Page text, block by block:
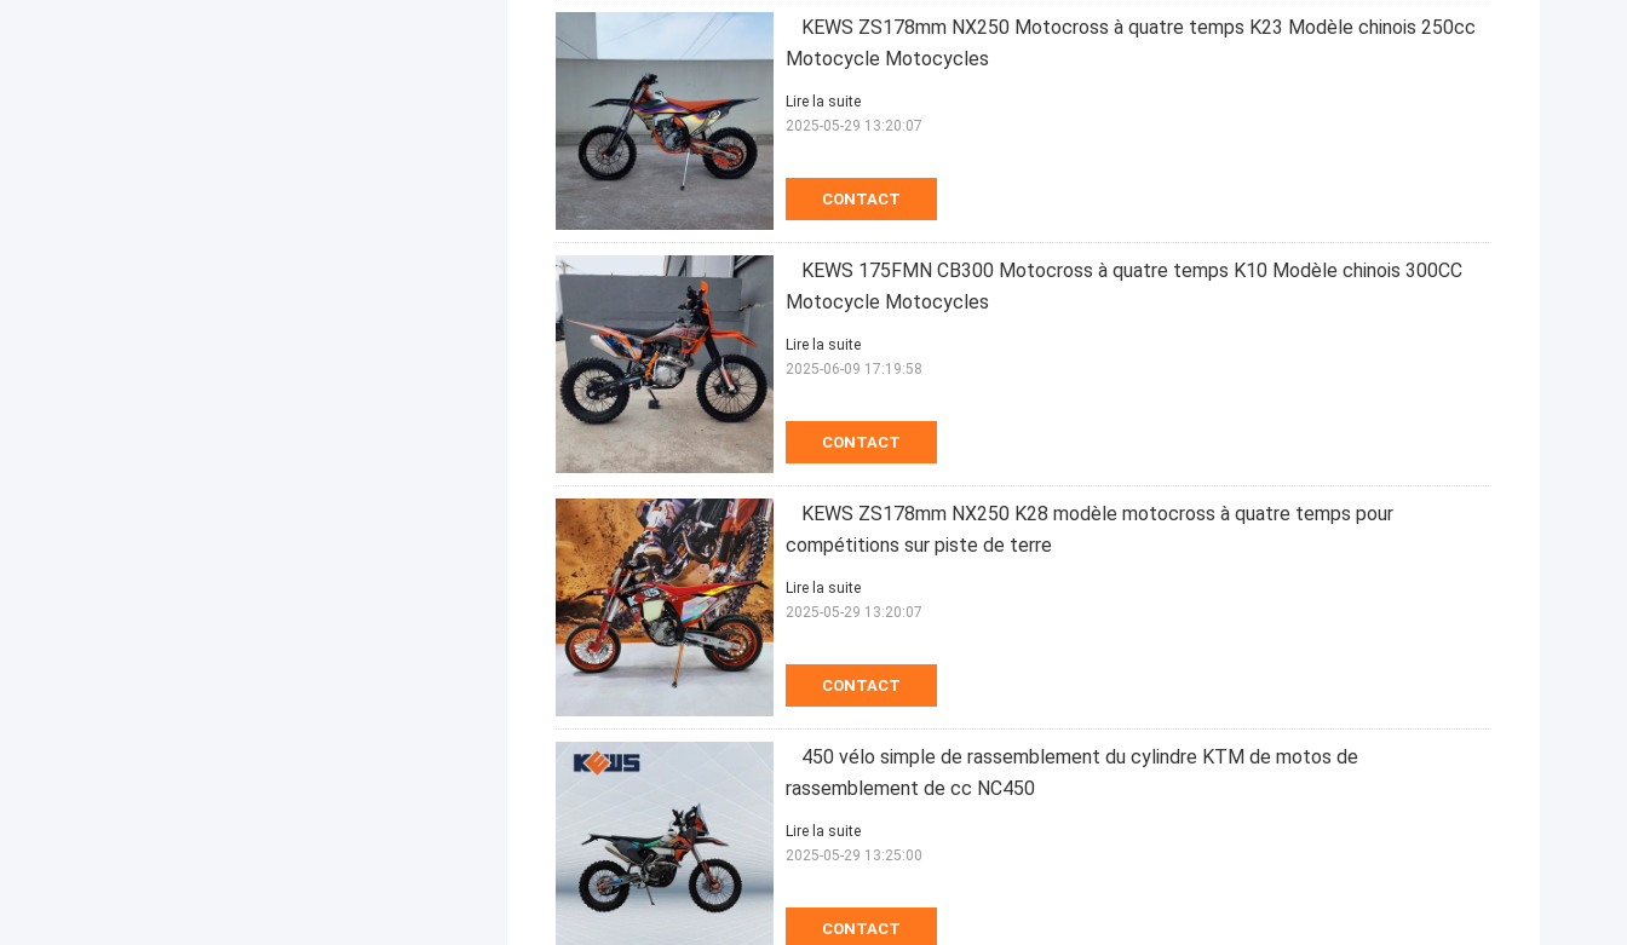
KEWS ZS178mm NX250 Motocross à quatre temps K23 Modèle chinois 250cc
Motocycle Motocycles
CONTACT
Lire la suite
2025-05-29 13:20:07
KEWS 175FMN CB300 Motocross à quatre temps K10 Modèle chinois 300CC
Motocycle Motocycles
CONTACT
Lire la suite
2025-06-09 17:19:58
KEWS ZS178mm NX250 K28 modèle motocross à quatre temps pour
compétitions sur piste de terre
CONTACT
Lire la suite
2025-05-29 13:20:07
450 vélo simple de rassemblement du cylindre KTM de motos de
rassemblement de cc NC450
CONTACT
Lire la suite
2025-05-29 13:25:00